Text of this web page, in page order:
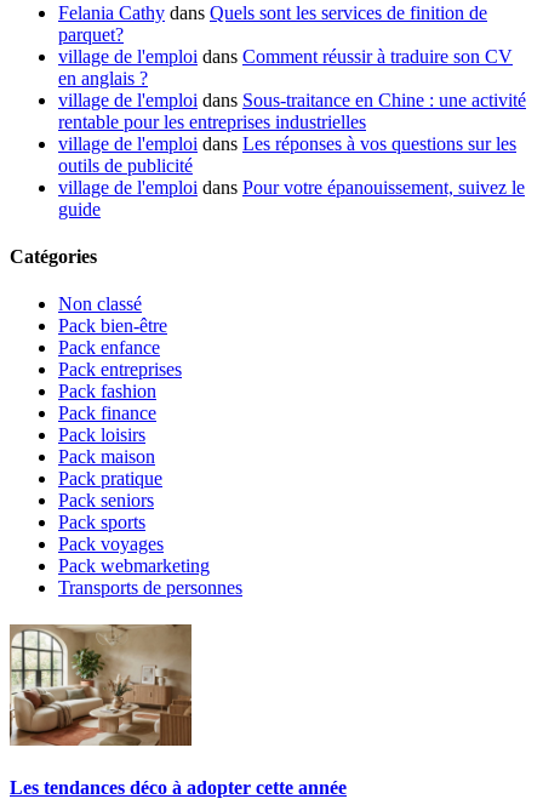
Felania Cathy dans Quels sont les services de finition de
parquet?
village de l'emploi dans Comment réussir à traduire son CV
en anglais ?
village de l'emploi dans Sous-traitance en Chine : une activité
rentable pour les entreprises industrielles
village de l'emploi dans Les réponses à vos questions sur les
outils de publicité
village de l'emploi dans Pour votre épanouissement, suivez le
guide
Catégories
Non classé
Pack bien-être
Pack enfance
Pack entreprises
Pack fashion
Pack finance
Pack loisirs
Pack maison
Pack pratique
Pack seniors
Pack sports
Pack voyages
Pack webmarketing
Transports de personnes
Les tendances déco à adopter cette année